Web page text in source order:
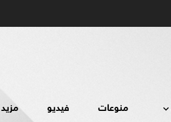
منوعات فيديو مزيد